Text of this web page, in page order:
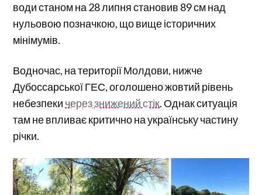
води станом на 28 липня становив 89 см над
нульовою позначкою, що вище історичних
мінімумів.
Водночас, на території Молдови, нижче
Дубоссарської ГЕС, оголошено жовтий рівень
небезпеки через знижений стік. Однак ситуація
там не впливає критично на українську частину
річки.